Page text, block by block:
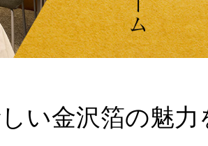
い金沢箔の魅力